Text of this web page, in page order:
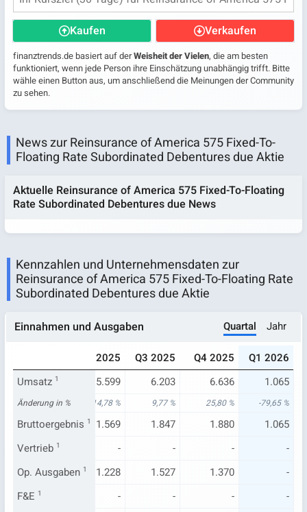
Kaufen Verkaufen
finanztrends.de basiert auf derWeisheit der Vielen, die am besten
funktioniert, wenn jede Person ihre Einschätzung unabhängig trifft. Bitte
wähle einen Button aus, um anschließend die Meinungen der Community
zu sehen.
News zur Reinsurance of America 575 Fixed-To-
Floating Rate Subordinated Debentures due Aktie
Aktuelle Reinsurance of America 575 Fixed-To-Floating
Rate Subordinated Debentures due News
Kennzahlen und Unternehmensdaten zur
Reinsurance of America 575 Fixed-To-Floating Rate
Subordinated Debentures due Aktie
Einnahmen und Ausgaben Quartal Jahr
Q2 2025 Q3 2025 Q4 2025
Q1 2026
Umsatz 1
5.233 5.599 6.203 6.636 1.065
Änderung in %
-17,42 % 14,78 % 9,77 % 25,80 % -79,65 %
Bruttoergebnis 1
1.411 1.569 1.847 1.880
1.065
Vertrieb 1 - - -
-
Op. Ausgaben 1
1.042 1.228 1.527 1.370
-
F&E 1 - - -
-